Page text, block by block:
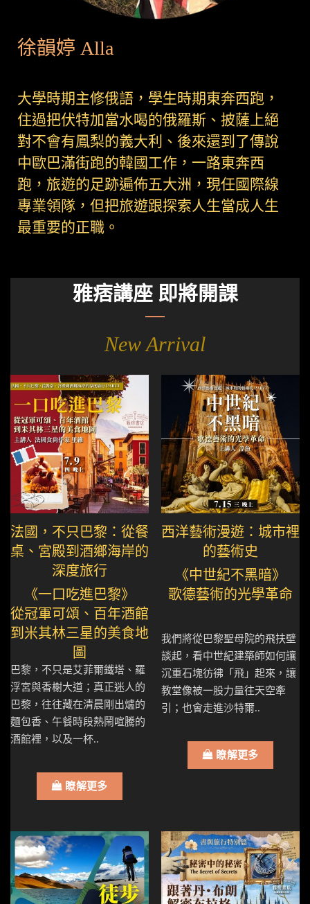
徐韻婷 Alla
大學時期主修俄語，學生時期東奔西跑，
住過把伏特加當水喝的俄羅斯、披薩上絕
對不會有鳳梨的義大利、後來還到了傳說
中歐巴滿街跑的韓國工作，一路東奔西
跑，旅遊的足跡遍佈五大洲，現任國際線
專業領隊，但把旅遊跟探索人生當成人生
最重要的正職。
雅痞講座 即將開課
New Arrival
法國，不只巴黎：從餐
桌、宮殿到酒鄉海岸的
深度旅行
《一口吃進巴黎》
從冠軍可頌、百年酒館
到米其林三星的美食地
圖
巴黎，不只是艾菲爾鐵塔、羅
浮宮與香榭大道；真正迷人的
巴黎，往往藏在清晨剛出爐的
麵包香、午餐時段熱鬧喧騰的
酒館裡，以及一杯..
瞭解更多
西洋藝術漫遊：城市裡
的藝術史
《中世紀不黑暗》
歌德藝術的光學革命
我們將從巴黎聖母院的飛扶壁
談起，看中世紀建築師如何讓
沉重石塊彷彿「飛」起來，讓
教堂像被一股力量往天空牽
引；也會走進沙特爾..
瞭解更多